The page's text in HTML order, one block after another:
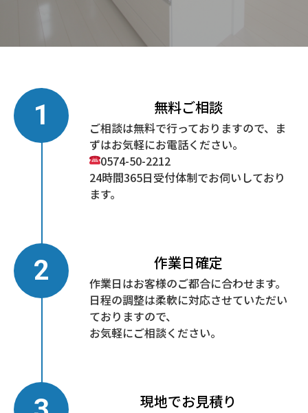
無料ご相談
ご相談は無料で行っておりますので、ま
ずはお気軽にお電話ください。
0574-50-2212
24時間365日受付体制でお伺いしており
ます。
作業日確定
作業日はお客様のご都合に合わせます。
日程の調整は柔軟に対応させていただい
ておりますので、
お気軽にご相談ください。
現地でお見積り